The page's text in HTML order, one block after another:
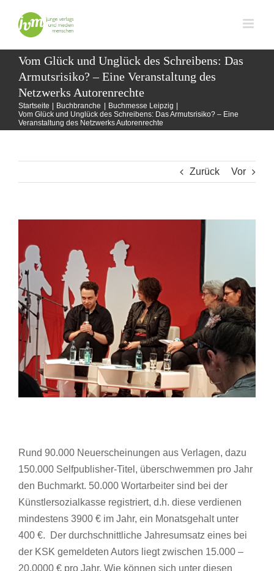
Inhalt
springen
Vom Glück und Unglück des Schreibens: Das
Armutsrisiko? – Eine Veranstaltung des
Netzwerks Autorenrechte
Startseite Buchbranche
Buchmesse Leipzig
Vom Glück und Unglück des Schreibens: Das Armutsrisiko? – Eine
Veranstaltung des Netzwerks Autorenrechte
Zurück Vor
grösseres
Bild
Rund 90.000 Neuerscheinungen aus Verlagen, dazu
150.000 Selfpublisher-Titel, überschwemmen pro Jahr
den Buchmarkt. 50.000 Wortarbeiter sind bei der
Künstlersozialkasse registriert, d.h. diese verdienen
mindestens 3900 € im Jahr, ein Monatsgehalt unter
400 €. Der durchschnittliche Jahresumsatz eines bei
der KSK gemeldeten Autors liegt zwischen 15.000 –
20.0000 € pro Jahr. Wie können sich unter diesen